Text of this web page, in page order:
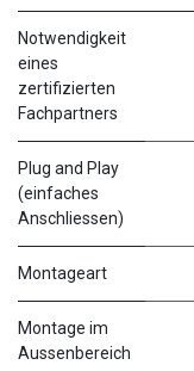
Notwendigkeit
eines
zertifizierten
Fachpartners
Plug and Play
(einfaches
Anschliessen)
Montageart
Montage im
Aussenbereich